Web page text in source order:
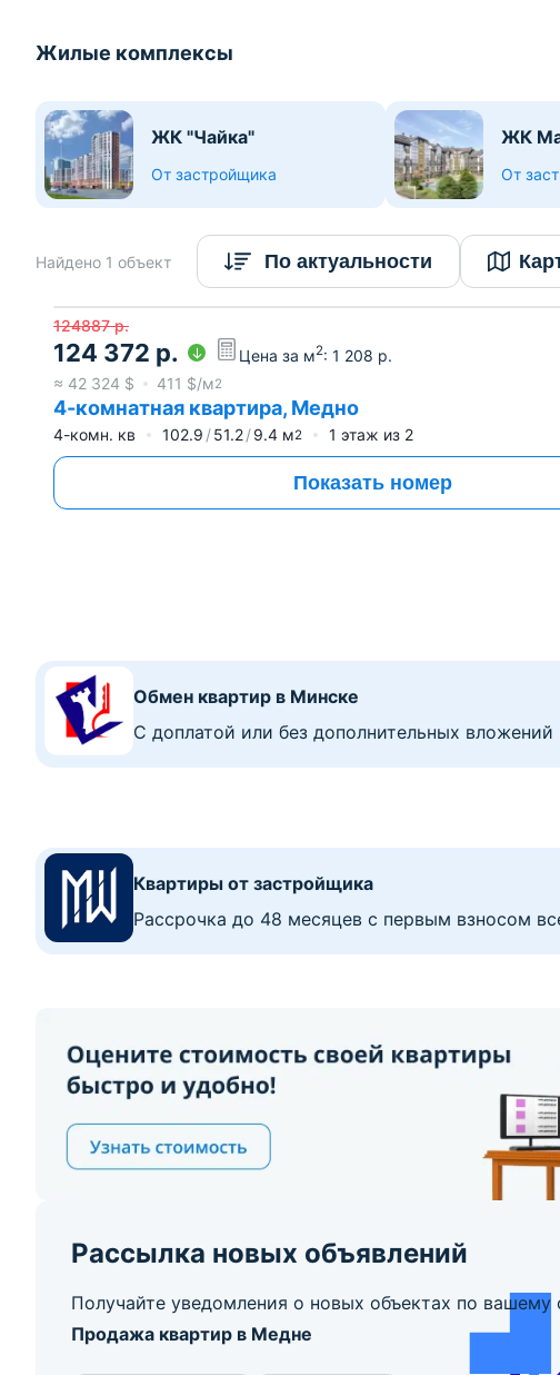
Жилые комплексы
ЖК "Чайка"
От застройщика
ЖК
От
Найдено 1 объект По актуальности
124887 р.
124 372 р. Цена за м2: 1 208 р.
≈ 42 324 $ 411 $/м2
4-комнатная квартира, Медно
4-комн. кв 102.9 51.2 9.4 м2 1 этаж из 2
Показать номер
Обмен квартир в Минске
C доплатой или без дополнительных вложений
Квартиры от застройщика
Рассрочка до 48 месяцев с первым взносом
Рассылка новых объявлений
Получайте уведомления о новых объектах по вашему
Продажа квартир в Медне